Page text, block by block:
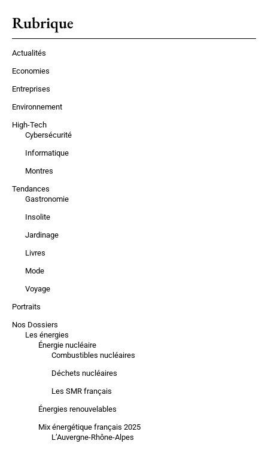
Rubrique
Actualités
Economies
Entreprises
Environnement
High-Tech
Cybersécurité
Informatique
Montres
Tendances
Gastronomie
Insolite
Jardinage
Livres
Mode
Voyage
Portraits
Nos Dossiers
Les énergies
Énergie nucléaire
Combustibles nucléaires
Déchets nucléaires
Les SMR français
Énergies renouvelables
Mix énergétique français 2025
L’Auvergne-Rhône-Alpes